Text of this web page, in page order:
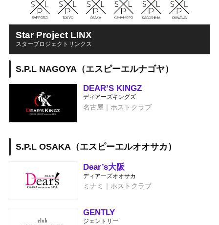
Star Project LINX
スタープロジェクトリンクス
S.P.L NAGOYA（エスピーエルナゴヤ）
DEAR’S KINGZ
ディアーズキングズ
名古屋｜ホストクラブ
S.P.L OSAKA（エスピーエルオオサカ）
Dear’s大阪
ディアーズオオサカ
ミナミ｜ホストクラブ
GENTLY
ジェントリー